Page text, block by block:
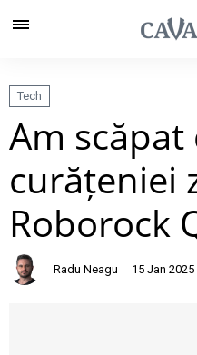
Tech
Am scăpat
curățeniei
Roborock
Radu Neagu 15 Jan 2025